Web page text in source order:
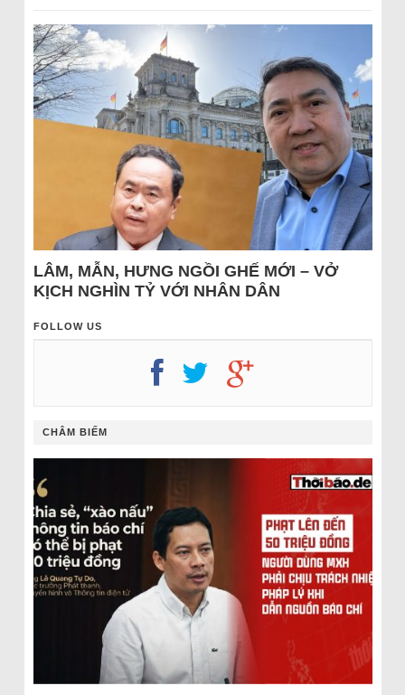
LÂM, MẪN, HƯNG NGỒI GHẾ MỚI – VỞ
KỊCH NGHÌN TỶ VỚI NHÂN DÂN
FOLLOW US
CHÂM BIẾM